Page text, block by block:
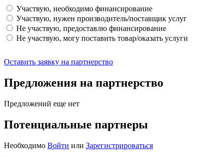
Участвую, необходимо финансирование
Участвую, нужен производитель/поставщик услуг
Не участвую, предоставлю финансирование
Не участвую, могу поставить товар/оказать услуги
Оставить заявку на партнерство
Предложения на партнерство
Предложений еще нет
Потенциальные партнеры
Необходимо Войти или Зарегистрироваться